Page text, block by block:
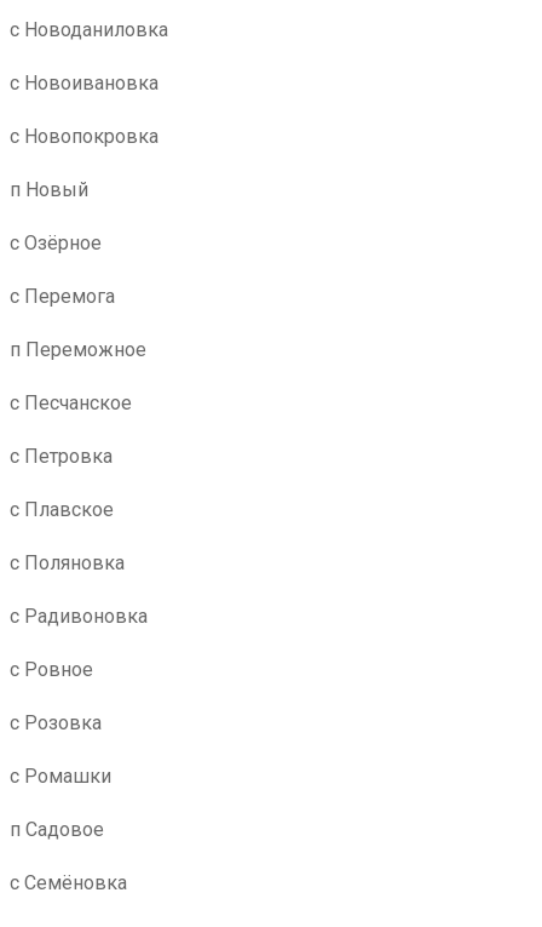
с Новоданиловка
с Новоивановка
с Новопокровка
п Новый
с Озёрное
с Перемога
п Переможное
с Песчанское
с Петровка
с Плавское
с Поляновка
с Радивоновка
с Ровное
с Розовка
с Ромашки
п Садовое
с Семёновка